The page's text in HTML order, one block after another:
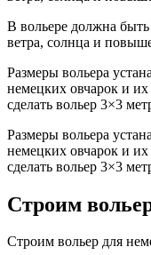
В вольере должна
ветра, солнца и
Размеры вольера
немецких овчарок и
сделать вольер 3×3
Размеры вольера
немецких овчарок и
сделать вольер 3×3
Строим
Строим вольер для